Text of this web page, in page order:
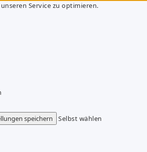
Service zu optimieren.
speichern
Selbst wählen